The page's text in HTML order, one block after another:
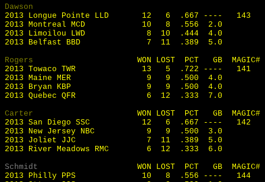
Dawson
2013 Longue Pointe LLD       12   6  .667 ----   143
2013 Montreal MCD            10   8  .556  2.0
2013 Limoilou LWD             8  10  .444  4.0
2013 Belfast BBD              7  11  .389  5.0
Rogers
WON LOST  PCT   GB  MAGIC#
2013 Towaco TWR              13   5  .722 ----   141
2013 Maine MER                9   9  .500  4.0
2013 Bryan KBP                9   9  .500  4.0
2013 Quebec QFR               6  12  .333  7.0
Carter WON LOST  PCT   GB  MAGIC#
2013 San Diego SSC           12   6  .667 ----   142
2013 New Jersey NBC           9   9  .500  3.0
2013 Joliet JJC               7  11  .389  5.0
2013 River Meadows RMC        6  12  .333  6.0
Schmidt
WON LOST  PCT   GB  MAGIC#
2013 Philly PPS              10   8  .556 ----   144